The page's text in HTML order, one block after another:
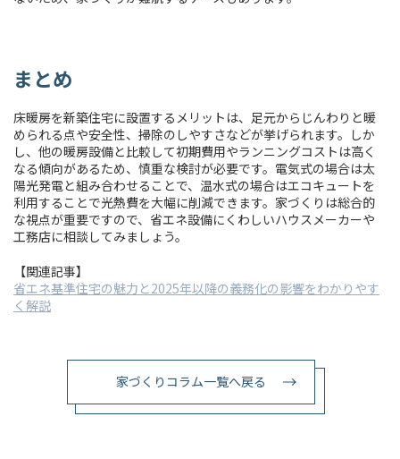
まとめ
床暖房を新築住宅に設置するメリットは、足元からじんわりと暖
められる点や安全性、掃除のしやすさなどが挙げられます。しか
し、他の暖房設備と比較して初期費用やランニングコストは高く
なる傾向があるため、慎重な検討が必要です。電気式の場合は太
陽光発電と組み合わせることで、温水式の場合はエコキュートを
利用することで光熱費を大幅に削減できます。家づくりは総合的
な視点が重要ですので、省エネ設備にくわしいハウスメーカーや
工務店に相談してみましょう。
【関連記事】
省エネ基準住宅の魅力と2025年以降の義務化の影響をわかりやす
く解説
家づくりコラム一覧へ戻る